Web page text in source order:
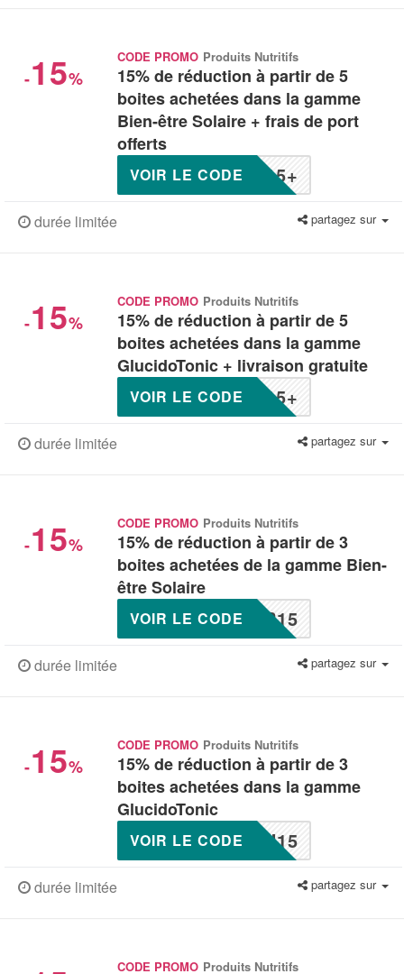
-15%
CODE PROMO Produits Nutritifs
15% de réduction à partir de 5
boites achetées dans la gamme
Bien-être Solaire + frais de port
offerts
15+
VOIR LE CODE
durée limitée partagez sur
-15%
CODE PROMO Produits Nutritifs
15% de réduction à partir de 5
boites achetées dans la gamme
GlucidoTonic + livraison gratuite
15+
VOIR LE CODE
durée limitée partagez sur
-15%
CODE PROMO Produits Nutritifs
15% de réduction à partir de 3
boites achetées de la gamme Bien-
être Solaire
R15
VOIR LE CODE
durée limitée partagez sur
-15%
CODE PROMO Produits Nutritifs
15% de réduction à partir de 3
boites achetées dans la gamme
GlucidoTonic
U15
VOIR LE CODE
durée limitée partagez sur
CODE PROMO Produits Nutritifs